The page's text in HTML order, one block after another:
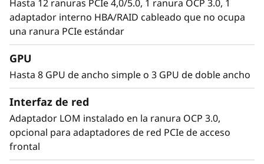
Hasta 12 ranuras PCIe 4,0/5.0, 1 ranura OCP 3.0, 1
adaptador interno HBA/RAID cableado que no ocupa
una ranura PCIe estándar
GPU
Hasta 8 GPU de ancho simple o 3 GPU de doble ancho
Interfaz de red
Adaptador LOM instalado en la ranura OCP 3.0,
opcional para adaptadores de red PCIe de acceso
frontal